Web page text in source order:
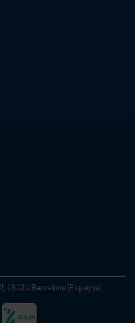
08020 Barcelone (Espagne)